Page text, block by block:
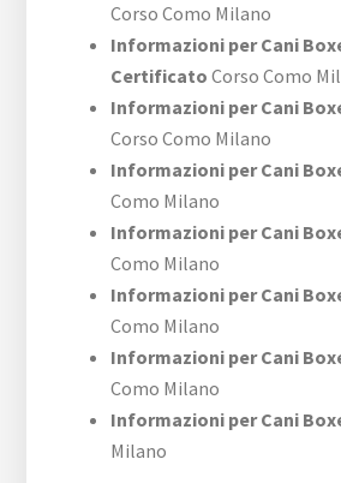
Corso Como Milano
Informazioni per Cani
Certificato Corso Como
Informazioni per Cani
Corso Como Milano
Informazioni per Cani
Como Milano
Informazioni per Cani
Como Milano
Informazioni per Cani
Como Milano
Informazioni per Cani
Como Milano
Informazioni per Cani
Milano